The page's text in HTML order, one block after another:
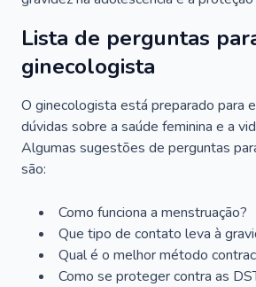
Lista de perguntas
ginecologista
O ginecologista está preparado para
dúvidas sobre a saúde feminina e a
Algumas sugestões de perguntas
são:
Como funciona a menstruação?
Que tipo de contato leva à
Qual é o melhor método
Como se proteger contra as